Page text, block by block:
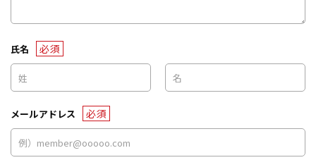
氏名 必須
メールアドレス 必須